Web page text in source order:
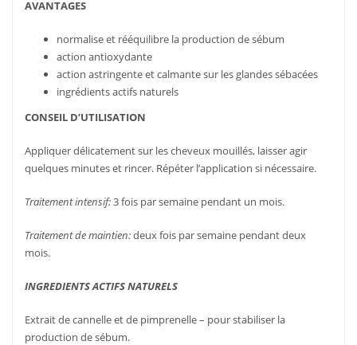
AVANTAGES
normalise et rééquilibre la production de sébum
action antioxydante
action astringente et calmante sur les glandes sébacées
ingrédients actifs naturels
CONSEIL D’UTILISATION
Appliquer délicatement sur les cheveux mouillés, laisser agir
quelques minutes et rincer. Répéter l’application si nécessaire.
Traitement intensif:3 fois par semaine pendant un mois.
Traitement de maintien:deux fois par semaine pendant deux
mois.
INGREDIENTS ACTIFS NATURELS
Extrait de cannelle et de pimprenelle – pour stabiliser la
production de sébum.